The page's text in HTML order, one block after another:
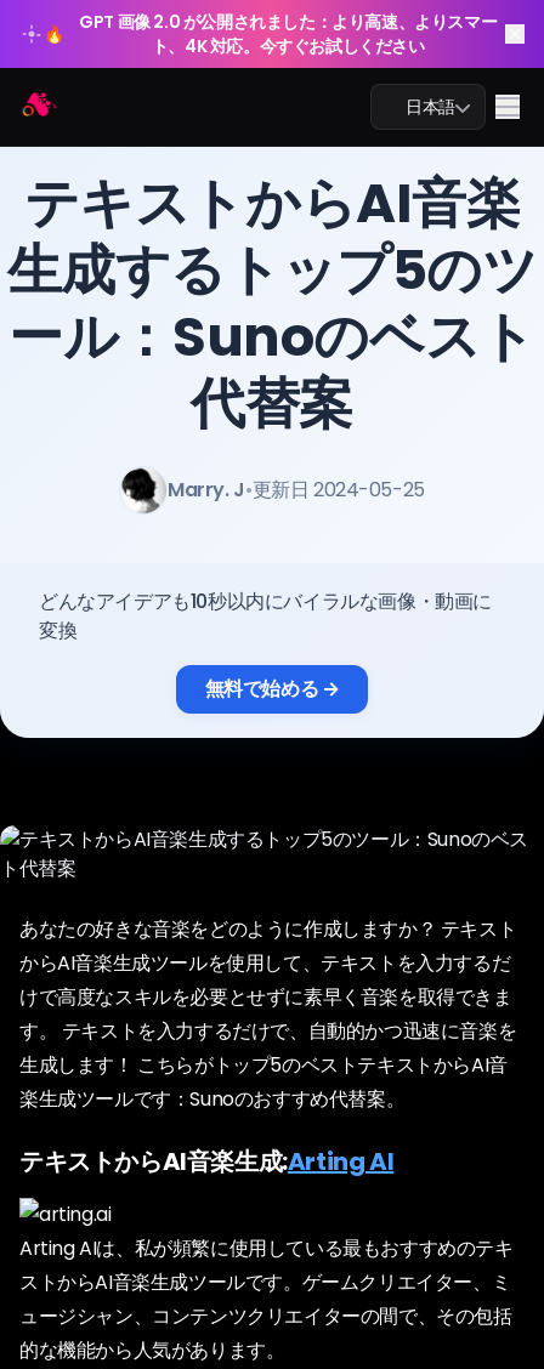
🔥
GPT 画像 2.0 が公開されました：より高速、よりスマー
ト、4K 対応。今すぐお試しください
日本語
AIチャット
AI学習
AIツール
テキストからAI音楽
生成するトップ5のツ
ール：Sunoのベスト
代替案
Marry. J•更新日 2024-05-25
どんなアイデアも10秒以内にバイラルな画像・動画に
変換
無料で始める →
あなたの好きな音楽をどのように作成しますか？ テキスト
からAI音楽生成ツールを使用して、テキストを入力するだ
けで高度なスキルを必要とせずに素早く音楽を取得できま
す。 テキストを入力するだけで、自動的かつ迅速に音楽を
生成します！ こちらがトップ5のベストテキストからAI音
楽生成ツールです：Sunoのおすすめ代替案。
テキストからAI音楽生成:Arting AI
Arting AIは、私が頻繁に使用している最もおすすめのテキ
ストからAI音楽生成ツールです。ゲームクリエイター、ミ
ュージシャン、コンテンツクリエイターの間で、その包括
的な機能から人気があります。